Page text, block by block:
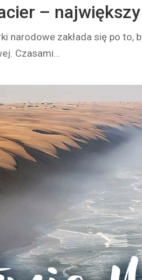
–
narodowe zakłada się po to,
Czasami…